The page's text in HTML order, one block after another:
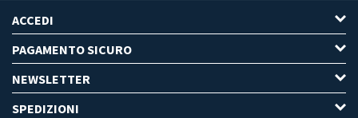
ACCEDI
PAGAMENTO SICURO
NEWSLETTER
SPEDIZIONI